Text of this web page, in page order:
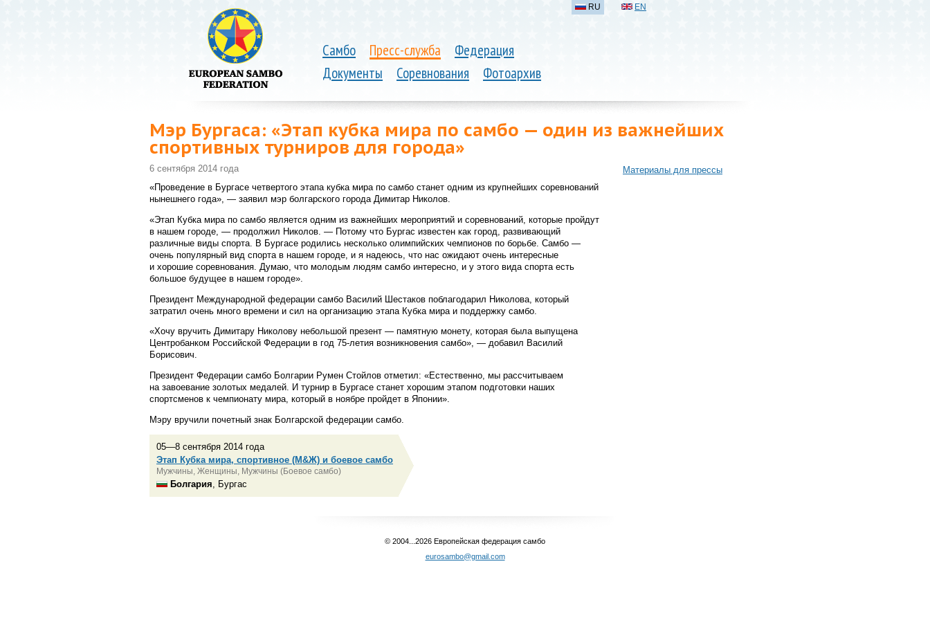
Самбо Пресс-служба
Федерация
Документы
Соревнования Фотоархив
RU EN
Мэр Бургаса: «Этап кубка мира по самбо — один из важнейших
спортивных турниров для города»
6 сентября 2014 года
«Проведение в Бургасе четвертого этапакубка мира по самбо станет одним из крупнейших соревнований
нынешнего года», — заявил мэр болгарского города Димитар Николов.
«Этап Кубка мира по самбо является одним из важнейших мероприятий и соревнований, которые пройдут
в нашем городе, — продолжил Николов. — Потому что Бургас известен как город, развивающий
различные виды спорта. В Бургасе родились несколько олимпийских чемпионов по борьбе. Самбо —
очень популярный вид спорта в нашем городе, и я надеюсь, что нас ожидают очень интересные
и хорошие соревнования. Думаю, что молодым людям самбо интересно, и у этого вида спорта есть
большое будущее в нашем городе».
Президент Международной федерации самбо Василий Шестаков поблагодарил Николова, который
затратил очень много времени и сил на организацию этапа Кубка мира и поддержку самбо.
«Хочу вручить Димитару Николову небольшой презент — памятную монету, которая была выпущена
Центробанком Российской Федерации в год 75-летия возникновения самбо», — добавил Василий
Борисович.
Президент Федерации самбо Болгарии Румен Стойлов отметил: «Естественно, мы рассчитываем
на завоевание золотых медалей. И турнир в Бургасе станет хорошим этапом подготовки наших
спортсменов к чемпионату мира, который в ноябре пройдет в Японии».
Мэру вручили почетный знак Болгарской федерации самбо.
05—8 сентября 2014 года
Этап Кубка мира, спортивное (М&Ж) и боевое самбо
Мужчины, Женщины, Мужчины (Боевое самбо)
Болгария , Бургас
Материалы для прессы
© 2004...2026 Европейская федерация самбо
eurosambo@gmail.com